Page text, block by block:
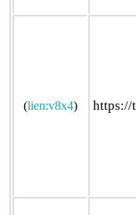
(lien:v8x4) https://